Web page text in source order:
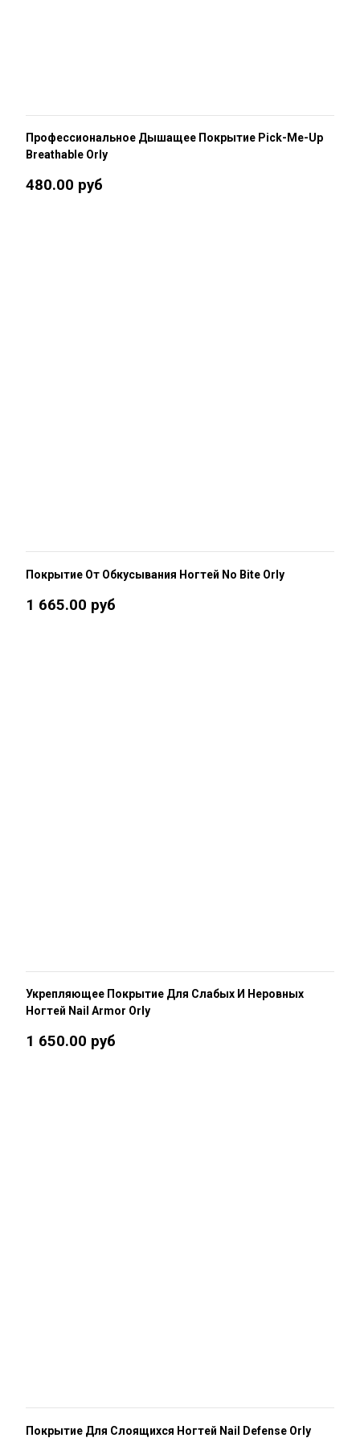
Профессиональное Дышащее Покрытие Pick-Me-Up
Breathable Orly
480.00 руб
Покрытие От Обкусывания Ногтей No Bite Orly
1 665.00 руб
Укрепляющее Покрытие Для Слабых И Неровных
Ногтей Nail Armor Orly
1 650.00 руб
Покрытие Для Слоящихся Ногтей Nail Defense Orly